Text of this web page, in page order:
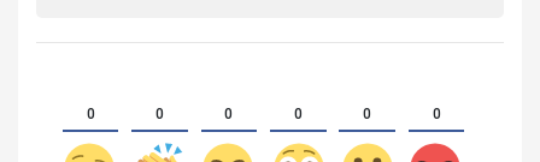
0 0 0 0 0 0